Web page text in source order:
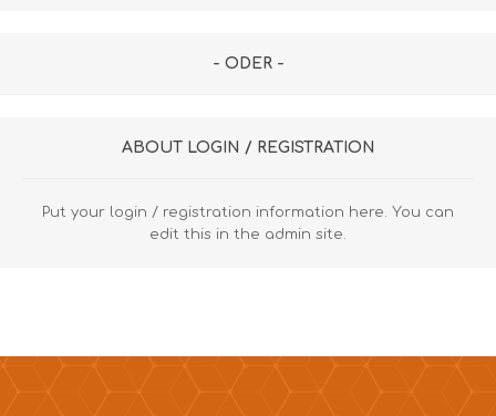
- ODER -
ABOUT LOGIN / REGISTRATION
Put your login / registration information here. You can
edit this in the admin site.